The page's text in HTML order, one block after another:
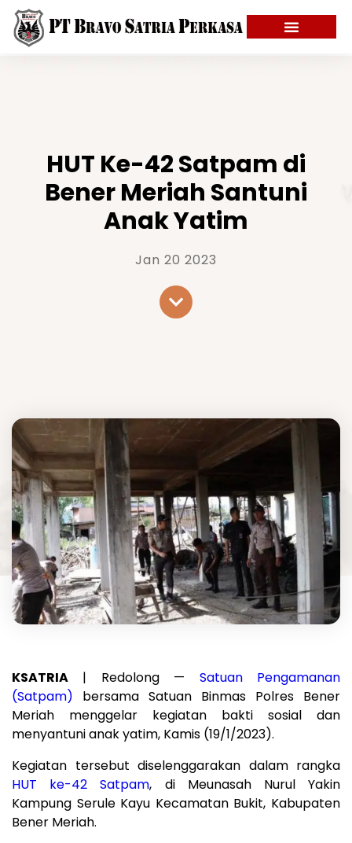
HUT Ke-42 Satpam di
Bener Meriah Santuni
Anak Yatim
Jan 20 2023
KSATRIA | Redolong — Satuan Pengamanan
(Satpam) bersama Satuan Binmas Polres Bener
Meriah menggelar kegiatan bakti sosial dan
menyantuni anak yatim, Kamis (19/1/2023).
Kegiatan tersebut diselenggarakan dalam rangka
HUT ke-42 Satpam, di Meunasah Nurul Yakin
Kampung Serule Kayu Kecamatan Bukit, Kabupaten
Bener Meriah.